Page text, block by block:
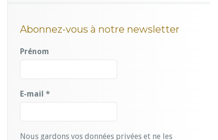
Abonnez-vous à notre newsletter
Prénom
E-mail *
Nous gardons vos données privées et ne les